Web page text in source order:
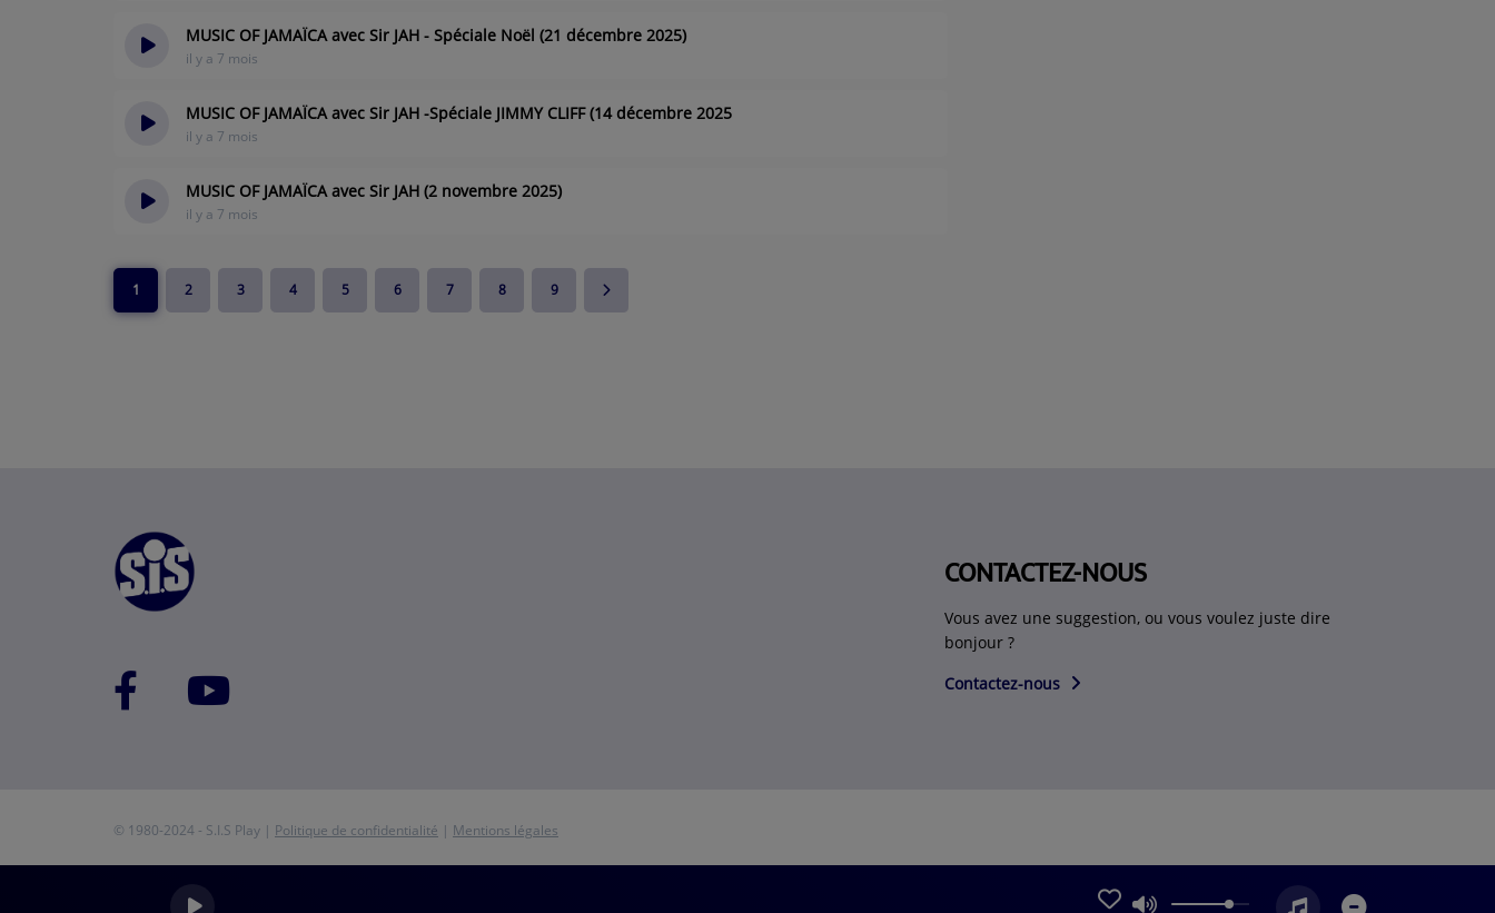
MUSIC OF JAMAÏCA avec Sir JAH - Spéciale Noël (21 décembre 2025)
il y a 7 mois
MUSIC OF JAMAÏCA avec Sir JAH -Spéciale JIMMY CLIFF (14 décembre 2025
il y a 7 mois
MUSIC OF JAMAÏCA avec Sir JAH (2 novembre 2025)
il y a 7 mois
1 2 3 4 5 6 7 8 9
CONTACTEZ-NOUS
Vous avez une suggestion, ou vous voulez juste dire
bonjour ?
Contactez-nous
© 1980-2024 - S.I.S Play | Politique de confidentialité | Mentions légales